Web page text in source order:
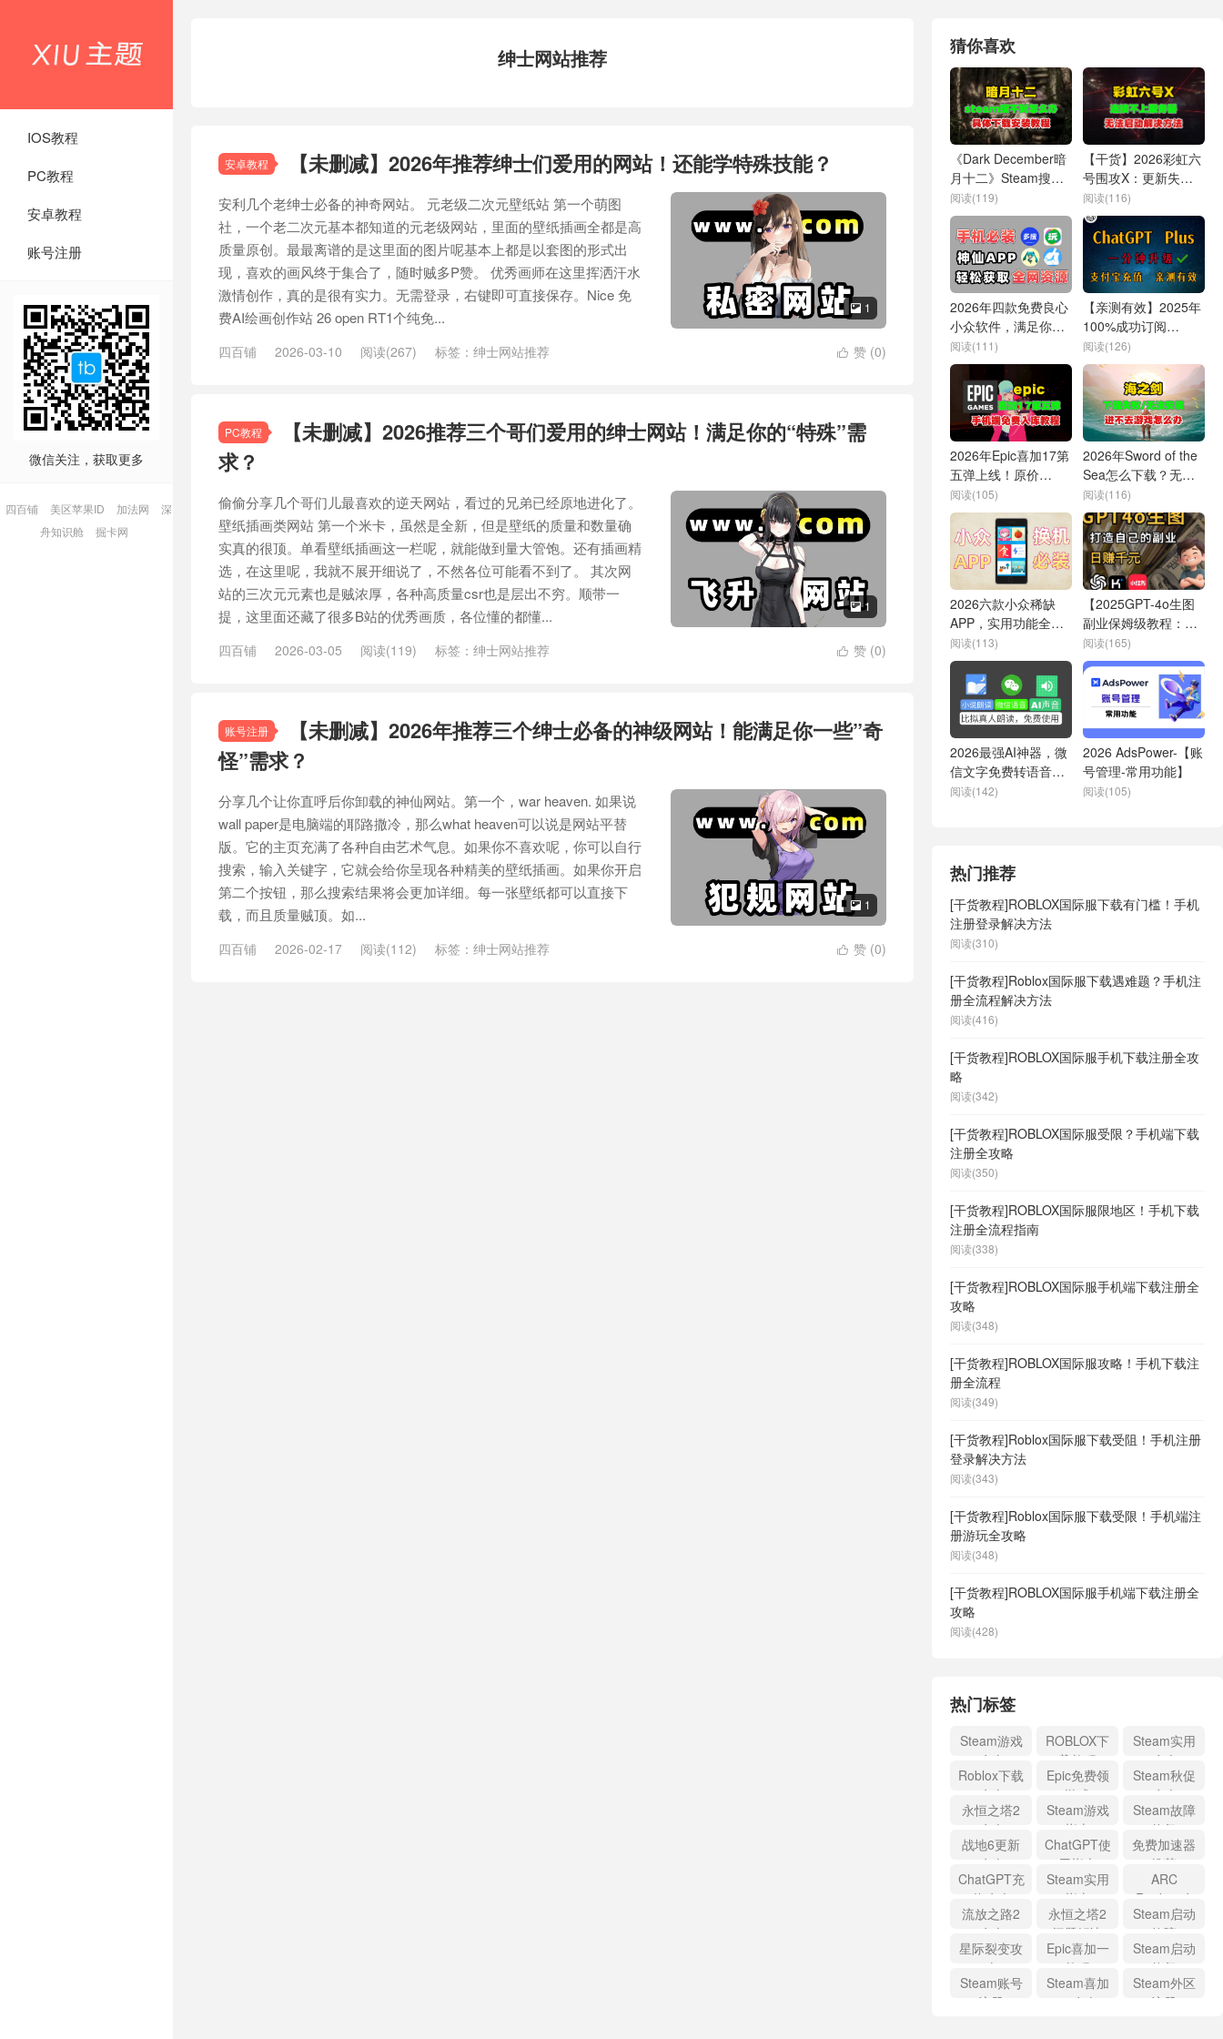
IOS教程
PC教程
安卓教程
账号注册
微信关注，获取更多
四百铺 美区苹果ID 加法网
深
舟知识舱
掘卡网
绅士网站推荐
安卓教程 【未删减】2026年推荐绅士们爱用的网站！还能学特殊技能？
 1
安利几个老绅士必备的神奇网站。 元老级二次元壁纸站 第一个萌图
社，一个老二次元基本都知道的元老级网站，里面的壁纸插画全都是高
质量原创。最最离谱的是这里面的图片呢基本上都是以套图的形式出
现，喜欢的画风终于集合了，随时贼多P赞。 优秀画师在这里挥洒汗水
激情创作，真的是很有实力。无需登录，右键即可直接保存。Nice 免
费AI绘画创作站 26 open RT1个纯免...
 赞 (0)
四百铺 2026-03-10 阅读(267) 标签： 绅士网站推荐
PC教程
【未删减】2026推荐三个哥们爱用的绅士网站！满足你的“特殊”需
求？
 1
偷偷分享几个哥们儿最喜欢的逆天网站，看过的兄弟已经原地进化了。
壁纸插画类网站 第一个米卡，虽然是全新，但是壁纸的质量和数量确
实真的很顶。单看壁纸插画这一栏呢，就能做到量大管饱。还有插画精
选，在这里呢，我就不展开细说了，不然各位可能看不到了。 其次网
站的三次元元素也是贼浓厚，各种高质量csr也是层出不穷。顺带一
提，这里面还藏了很多B站的优秀画质，各位懂的都懂...
 赞 (0)
四百铺 2026-03-05 阅读(119) 标签： 绅士网站推荐
账号注册
【未删减】2026年推荐三个绅士必备的神级网站！能满足你一些”奇
怪”需求？
 1
分享几个让你直呼后你卸载的神仙网站。第一个，war heaven. 如果说
wall paper是电脑端的耶路撒冷，那么what heaven可以说是网站平替
版。它的主页充满了各种自由艺术气息。如果你不喜欢呢，你可以自行
搜索，输入关键字，它就会给你呈现各种精美的壁纸插画。如果你开启
第二个按钮，那么搜索结果将会更加详细。每一张壁纸都可以直接下
载，而且质量贼顶。如...
 赞 (0)
四百铺 2026-02-17 阅读(112) 标签： 绅士网站推荐
猜你喜欢
《Dark December暗
月十二》Steam搜不
到？入库及下载安装
教程
阅读(119)
【干货】2026彩虹六
号围攻X：更新失败/
连不上服务器/无法启
动解决方法
阅读(116)
2026年四款免费良心
小众软件，满足你的
所有需求！好用就完
事了
阅读(111)
【亲测有效】2025年
100%成功订阅
ChatGPT的方法，手
把手详细教学
阅读(126)
2026年Epic喜加17第
五弹上线！原价
92《对不起我们关门
了》免费入库教程
阅读(105)
2026年Sword of the
Sea怎么下载？无法
安装进不去游戏怎么
办？
阅读(116)
2026六款小众稀缺
APP，实用功能全在
这！
阅读(113)
【2025GPT-4o生图
副业保姆级教程：AI
绘画、P图、做
PPT，3分钟上手开启
赚钱模式！】
阅读(165)
2026最强AI神器，微
信文字免费转语音，
免费小说朗读，效果
阅读(142)
2026 AdsPower-【账
号管理-常用功能】
阅读(105)
热门推荐
[干货教程]ROBLOX国际服下载有门槛！手机
注册登录解决方法
阅读(310)
[干货教程]Roblox国际服下载遇难题？手机注
册全流程解决方法
阅读(416)
[干货教程]ROBLOX国际服手机下载注册全攻
略
阅读(342)
[干货教程]ROBLOX国际服受限？手机端下载
注册全攻略
阅读(350)
[干货教程]ROBLOX国际服限地区！手机下载
注册全流程指南
阅读(338)
[干货教程]ROBLOX国际服手机端下载注册全
攻略
阅读(348)
[干货教程]ROBLOX国际服攻略！手机下载注
册全流程
阅读(349)
[干货教程]Roblox国际服下载受阻！手机注册
登录解决方法
阅读(343)
[干货教程]Roblox国际服下载受限！手机端注
册游玩全攻略
阅读(348)
[干货教程]ROBLOX国际服手机端下载注册全
攻略
阅读(428)
热门标签
Steam游戏
攻略
ROBLOX下
载教程
Steam实用
攻略
Roblox下载
攻略
Epic免费领
游戏
Steam秋促
攻略
永恒之塔2
攻略
Steam游戏
指南
Steam故障
修复
战地6更新
攻略
ChatGPT使
用指南
免费加速器
推荐
ChatGPT充
值攻略
Steam实用
指南
ARC
Raiders攻
略
流放之路2
攻略
永恒之塔2
问题解决
Steam启动
故障
星际裂变攻
略
Epic喜加一
教程
Steam启动
修复
Steam账号
注册
Steam喜加
一攻略
Steam外区
注册